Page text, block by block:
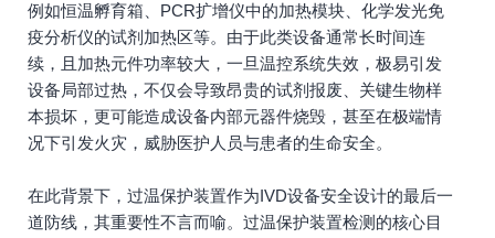
例如恒温孵育箱、PCR扩增仪中的加热模块、化学发光免
疫分析仪的试剂加热区等。由于此类设备通常长时间连
续，且加热元件功率较大，一旦温控系统失效，极易引发
设备局部过热，不仅会导致昂贵的试剂报废、关键生物样
本损坏，更可能造成设备内部元器件烧毁，甚至在极端情
况下引发火灾，威胁医护人员与患者的生命安全。
在此背景下，过温保护装置作为IVD设备安全设计的最后一
道防线，其重要性不言而喻。过温保护装置检测的核心目